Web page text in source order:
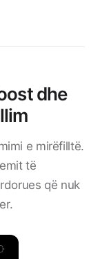
dhe
e mirëfilltë.
të
që nuk